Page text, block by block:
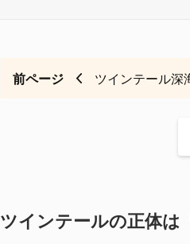
前ページ ツインテール深
ツインテールの正体は